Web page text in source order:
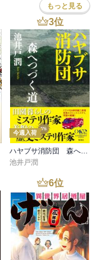
もっと見る
3位
今週入荷
ハヤブサ消防団 森へつづく道
池井戸潤
6位